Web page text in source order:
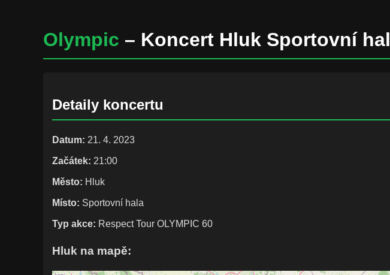
Olympic – Koncert Hluk Sportovní
Detaily koncertu
Datum: 21. 4. 2023
Začátek: 21:00
Město: Hluk
Místo: Sportovní hala
Typ akce: Respect Tour OLYMPIC 60
Hluk na mapě: